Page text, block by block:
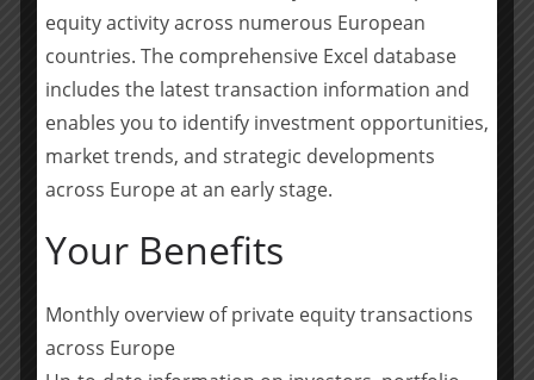
Berater Henrichsen AG
Rödl & Partner
Legal
München – Gesamtprojektleitung
München
Christina Gigler, Senior Associate (M&A,
equity activity across numerous European
countries. The comprehensive Excel database
includes the latest transaction information and
enables you to identify investment opportunities,
market trends, and strategic developments
across Europe at an early stage.
Your Benefits
Monthly overview of private equity transactions
across Europe